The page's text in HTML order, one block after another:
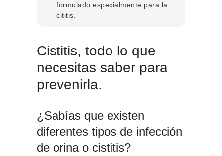
formulado especialmente para la
cititis.
Cistitis, todo lo que
necesitas saber para
prevenirla.
¿Sabías que existen
diferentes tipos de infección
de orina o cistitis?